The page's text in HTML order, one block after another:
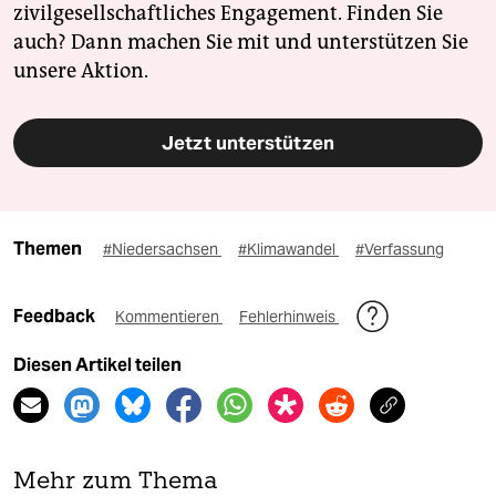
zivilgesellschaftliches Engagement. Finden Sie
auch? Dann machen Sie mit und unterstützen Sie
unsere Aktion.
Jetzt unterstützen
Themen #Niedersachsen #Klimawandel #Verfassung
Feedback Kommentieren Fehlerhinweis
Diesen Artikel teilen
Mehr zum Thema